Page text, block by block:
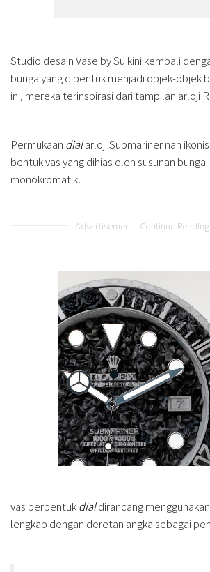
Studio desain Vase by Su kini kembali
bunga yang dibentuk menjadi objek-objek
ini, mereka terinspirasi dari tampilan arloji
Permukaan dialarloji Submariner nan
bentuk vas yang dihias oleh susunan
monokromatik.
Advertisement - Continue
vas berbentukdialdirancang
lengkap dengan deretan angka sebagai